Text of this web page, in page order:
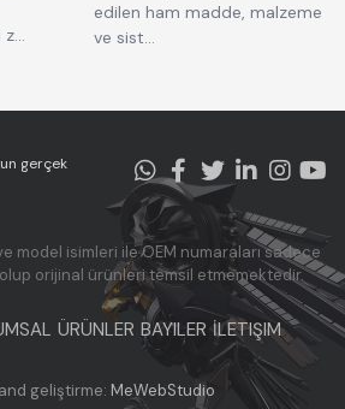
z...
edilen ham madde, malzeme
ve sist...
gerçek
model isimleri ile OEM numaraları sadece
orijinal ürünleri temsil etmemektedir.
ÜRÜNLER BAYILER İLETIŞIM
geliştirme: MeWebStudio